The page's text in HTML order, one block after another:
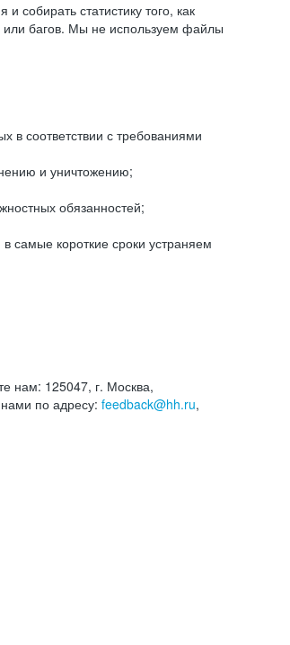
собирать статистику того, как
или багов. Мы не используем файлы
соответствии с требованиями
и уничтожению;
обязанностей;
самые короткие сроки устраняем
нам: 125047, г. Москва,
по адресу: feedback@hh.ru,